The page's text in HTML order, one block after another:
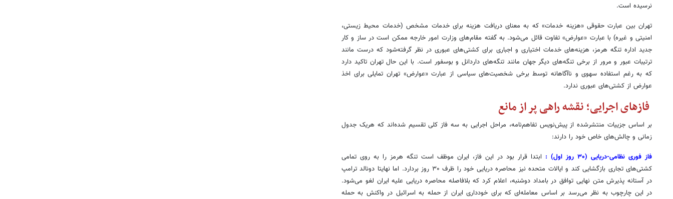
نرسیده است.
تهران بین عبارت حقوقی «هزینه خدمات» که به معنای دریافت هزینه برای خدمات مشخص (خدمات محیط زیستی،
امنیتی و غیره) با عبارت «عوارض» تفاوت قائل می‌شود. به گفته مقام‌های وزارت امور خارجه ممکن است در ساز و کار
جدید اداره تنگه هرمز، هزینه‌های خدمات اختیاری و اجباری برای کشتی‌های عبوری در نظر گرفته‌شود که درست مانند
ترتیبات عبور و مرور از برخی تنگه‌های دیگر جهان مانند تنگه‌های داردانل و بوسفور است. با این حال تهران تاکید دارد
که به رغم استفاده سهوی و ناآگاهانه توسط برخی شخصیت‌های سیاسی از عبارت «عوارض» تهران تمایلی برای اخذ
عوارض از کشتی‌های عبوری ندارد.
فازهای اجرایی؛ نقشه راهی پر از مانع
بر اساس جزییات منتشرشده از پیش‌نویس تفاهم‌نامه، مراحل اجرایی به سه فاز کلی تقسیم شده‌اند که هریک جدول
زمانی و چالش‌های خاص خود را دارند:
فاز فوری نظامی-دریایی (۳۰ روز اول) :
ابتدا قرار بود در این فاز، ایران موظف است تنگه هرمز را به روی تمامی
کشتی‌های تجاری بازگشایی کند و ایالات متحده نیز محاصره دریایی خود را ظرف ۳۰ روز بردارد. اما نهایتا دونالد ترامپ
در آستانه پذیرش متن نهایی توافق در بامداد دوشنبه، اعلام کرد که بلافاصله محاصره دریایی علیه ایران لغو می‌شود.
در این چارچوب به نظر می‌رسد بر اساس معامله‌ای که برای خودداری ایران از حمله به اسرائیل در واکنش به حمله